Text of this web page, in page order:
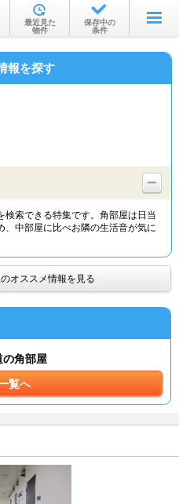
探す
線・駅から
件特集から
最近見た
物件
保存中の
条件
報を探す
検索できる特集です。角部屋は日当
、中部屋に比べお隣の生活音が気に
オススメ情報を見る
の角部屋
覧へ